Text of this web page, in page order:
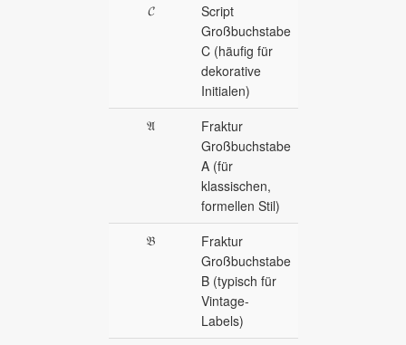
𝓒
Script
Großbuchstabe
C (häufig für
dekorative
Initialen)
𝔄
Fraktur
Großbuchstabe
A (für
klassischen,
formellen Stil)
𝔅
Fraktur
Großbuchstabe
B (typisch für
Vintage-
Labels)